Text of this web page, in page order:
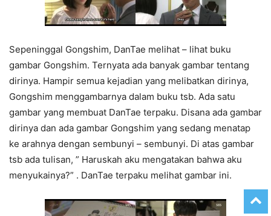
Sepeninggal Gongshim, DanTae melihat – lihat buku
gambar Gongshim. Ternyata ada banyak gambar tentang
dirinya. Hampir semua kejadian yang melibatkan dirinya,
Gongshim menggambarnya dalam buku tsb. Ada satu
gambar yang membuat DanTae terpaku. Disana ada gambar
dirinya dan ada gambar Gongshim yang sedang menatap
ke arahnya dengan sembunyi – sembunyi. Di atas gambar
tsb ada tulisan, ” Haruskah aku mengatakan bahwa aku
menyukainya?” . DanTae terpaku melihat gambar ini.